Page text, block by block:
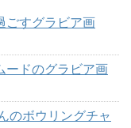
ごすグラビア画
ードのグラビア画
のボウリングチャ